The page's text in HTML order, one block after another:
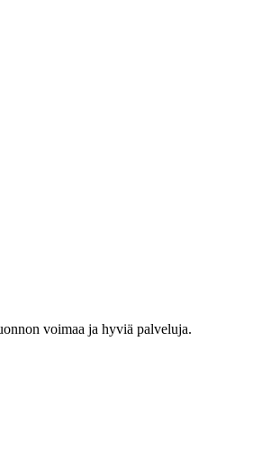
voimaa ja hyviä palveluja.